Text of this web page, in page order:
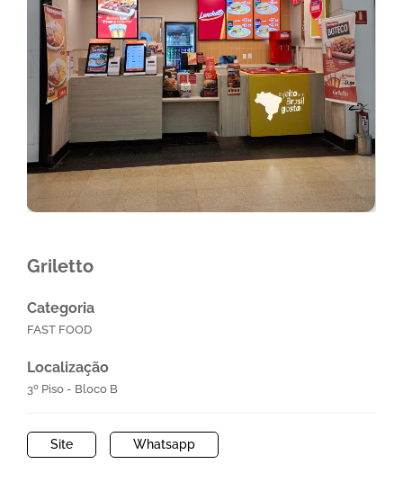
Griletto
Categoria
FAST FOOD
Localização
3º Piso - Bloco B
Site Whatsapp